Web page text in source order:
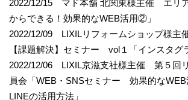
2022/12/15 マド本舗 北関東様主催 エリ
からできる！効果的なWEB活用②」
2022/12/09 LIXILリフォームショップ様主
【課題解決】セミナー vol１「インスタグ
2022/12/06 LIXIL京滋支社様主催 第５回
員会「WEB・SNSセミナー 効果的なWEB
LINEの活用方法」